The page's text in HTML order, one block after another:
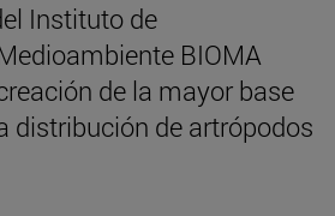
Instituto de
BIOMA
de la mayor base
distribución de artrópodos